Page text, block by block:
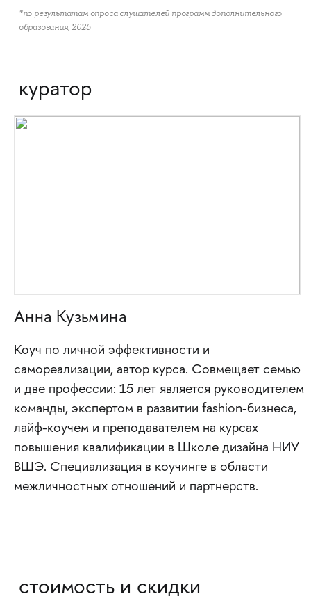
*по результатам опроса слушателей программ дополнительного
образования, 2025
куратор
Анна Кузьмина
Коуч по личной эффективности и
самореализации, автор курса. Совмещает семью
и две профессии: 15 лет является руководителем
команды, экспертом в развитии fashion-бизнеса,
лайф-коучем и преподавателем на курсах
повышения квалификации в Школе дизайна НИУ
ВШЭ. Специализация в коучинге в области
межличностных отношений и партнерств.
стоимость и скидки